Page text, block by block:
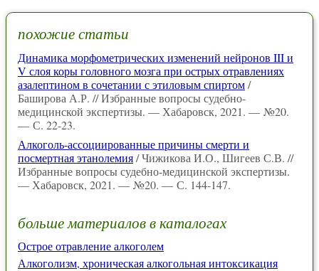
похожие статьи
Динамика морфометрических изменений нейронов III и
V слоя коры головного мозга при острых отравлениях
азалептином в сочетании с этиловым спиртом/
Баширова А.Р. // Избранные вопросы судебно-
медицинской экспертизы. — Хабаровск, 2021. — №20.
— С. 22-23.
Алкоголь-ассоциированные причины смерти и
посмертная этанолемия/ Чижикова И.О., Шигеев С.В. //
Избранные вопросы судебно-медицинской экспертизы.
— Хабаровск, 2021. — №20. — С. 144-147.
больше материалов в каталогах
Острое отравление алкоголем
Алкоголизм, хроническая алкогольная интоксикация